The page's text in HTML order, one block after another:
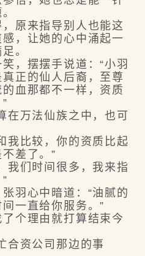
原来指导别人也能这
，让她的心中涌起一
。
摆摆手说道：“小羽
正的仙人后裔，至尊
血那都不一样，资质
万法仙族之中，也可
比较，你的资质比起
差了。”
们时间很多，我来指
心中暗道：“油腻的
一直给你服务。”
个理由就打算结束今
资公司那边的事